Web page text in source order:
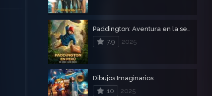
7.9
2025
Dibujos Imaginarios
10
2025